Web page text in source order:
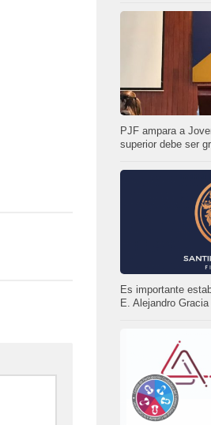
PJF ampara a
superior debe ser
Es importante
E. Alejandro Gracia